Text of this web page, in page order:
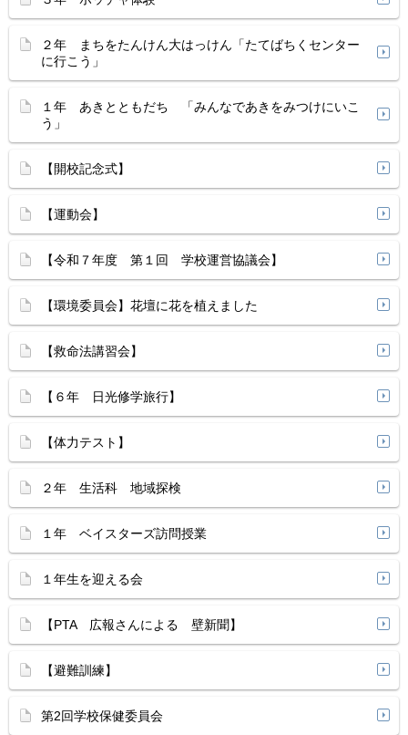
２年 まちをたんけん大はっけん「たてばちくセンター
に行こう」
１年 あきとともだち 「みんなであきをみつけにいこ
う」
【開校記念式】
【運動会】
【令和７年度 第１回 学校運営協議会】
【環境委員会】花壇に花を植えました
【救命法講習会】
【６年 日光修学旅行】
【体力テスト】
２年 生活科 地域探検
１年 ベイスターズ訪問授業
１年生を迎える会
【PTA 広報さんによる 壁新聞】
【避難訓練】
第2回学校保健委員会